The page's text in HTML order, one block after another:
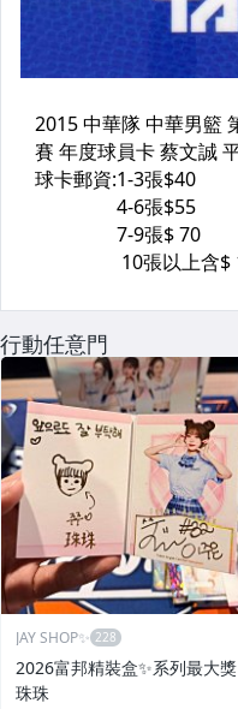
行動任意門
JAY SHOP✨
2026富邦精裝盒✨系列最大獎
珠珠